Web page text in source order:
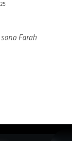
Farah